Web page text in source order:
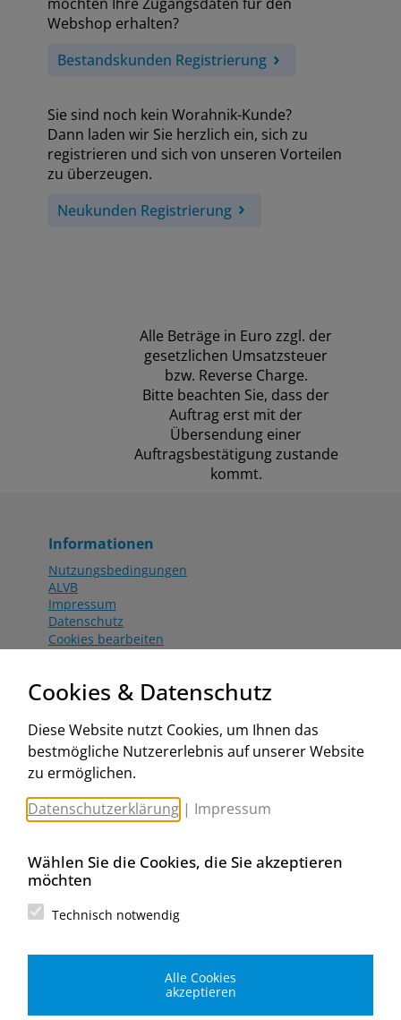
Webshop erhalten?
Bestandskunden Registrierung
Sie sind noch kein Worahnik-Kunde?
Dann laden wir Sie herzlich ein, sich zu
registrieren und sich von unseren Vorteilen
zu überzeugen.
Neukunden Registrierung
Alle Beträge in Euro zzgl. der
gesetzlichen Umsatzsteuer
bzw. Reverse Charge.
Bitte beachten Sie, dass der
Auftrag erst mit der
Übersendung einer
Auftragsbestätigung zustande
kommt.
Informationen
Nutzungsbedingungen
ALVB
Impressum
Datenschutz
Cookies bearbeiten
Aktionsbedingungen
www.worahnik.at
Zentrale Köttlach
Michael Worahnik GmbH
Spenglerartikel
Industriestraße 90, Köttlach
Filiale Wien
Spenglerartikel
Cookies & Datenschutz
Diese Website nutzt Cookies, um Ihnen das
bestmögliche Nutzererlebnis auf unserer Website
zu ermöglichen.
Datenschutzerklärung | Impressum
Wählen Sie die Cookies, die Sie akzeptieren
möchten
Technisch notwendig
Alle Cookies
akzeptieren